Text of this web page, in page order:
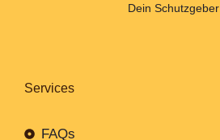
Dein Schutzgeber
Services
FAQs